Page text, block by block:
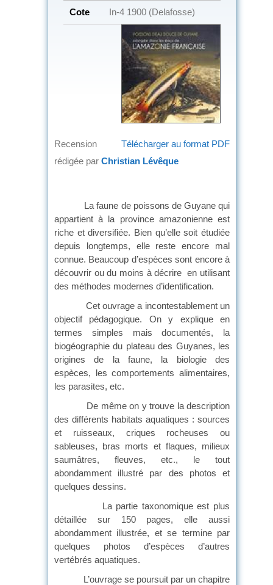
Cote In-4 1900 (Delafosse)
Télécharger au format PDF
Recension
rédigée par Christian Lévêque
La faune de poissons de Guyane qui
appartient à la province amazonienne est
riche et diversifiée. Bien qu’elle soit étudiée
depuis longtemps, elle reste encore mal
connue. Beaucoup d’espèces sont encore à
découvrir ou du moins à décrire en utilisant
des méthodes modernes d’identification.
Cet ouvrage a incontestablement un
objectif pédagogique. On y explique en
termes simples mais documentés, la
biogéographie du plateau des Guyanes, les
origines de la faune, la biologie des
espèces, les comportements alimentaires,
les parasites, etc.
De même on y trouve la description
des différents habitats aquatiques : sources
et ruisseaux, criques rocheuses ou
sableuses, bras morts et flaques, milieux
saumâtres, fleuves, etc., le tout
abondamment illustré par des photos et
quelques dessins.
La partie taxonomique est plus
détaillée sur 150 pages, elle aussi
abondamment illustrée, et se termine par
quelques photos d’espèces d’autres
vertébrés aquatiques.
L’ouvrage se poursuit par un chapitre